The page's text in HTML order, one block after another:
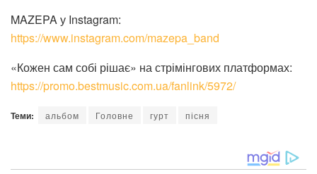
MAZEPA у Instagram:
https://www.instagram.com/mazepa_band
«Кожен сам собі рішає» на стрімінгових платформах:
https://promo.bestmusic.com.ua/fanlink/5972/
Теми: альбом Головне гурт пісня